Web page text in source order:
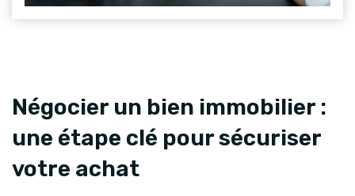
Négocier un bien immobilier :
une étape clé pour sécuriser
votre achat